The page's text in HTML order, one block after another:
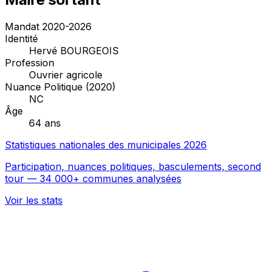
Mandat 2020-2026
Identité
Hervé BOURGEOIS
Profession
Ouvrier agricole
Nuance Politique (2020)
NC
Âge
64 ans
Statistiques nationales des municipales 2026
Participation, nuances politiques, basculements, second
tour — 34 000+ communes analysées
Voir les stats